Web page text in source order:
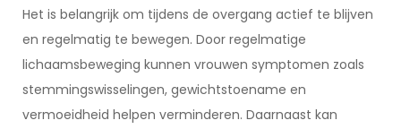
Het is belangrijk om tijdens de overgang actief te blijven
en regelmatig te bewegen. Door regelmatige
lichaamsbeweging kunnen vrouwen symptomen zoals
stemmingswisselingen, gewichtstoename en
vermoeidheid helpen verminderen. Daarnaast kan